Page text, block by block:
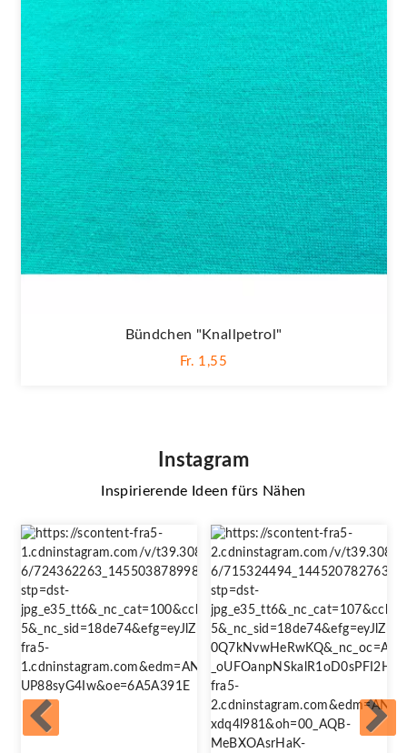
Bündchen "Knallpetrol"
Fr. 1,55
Instagram
Inspirierende Ideen fürs Nähen